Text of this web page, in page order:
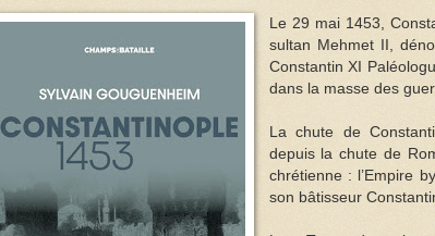
Le 29 mai 1453,
sultan Mehmet II,
Constantin XI
dans la masse des
La chute de
depuis la chute de
chrétienne : l’Empire
son bâtisseur